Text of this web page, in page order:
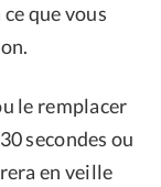
que vous
le remplacer
secondes ou
en veille